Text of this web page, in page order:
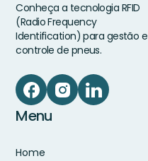
Conheça a tecnologia RFID
(Radio Frequency
Identification) para gestão e
controle de pneus.
Menu
Home